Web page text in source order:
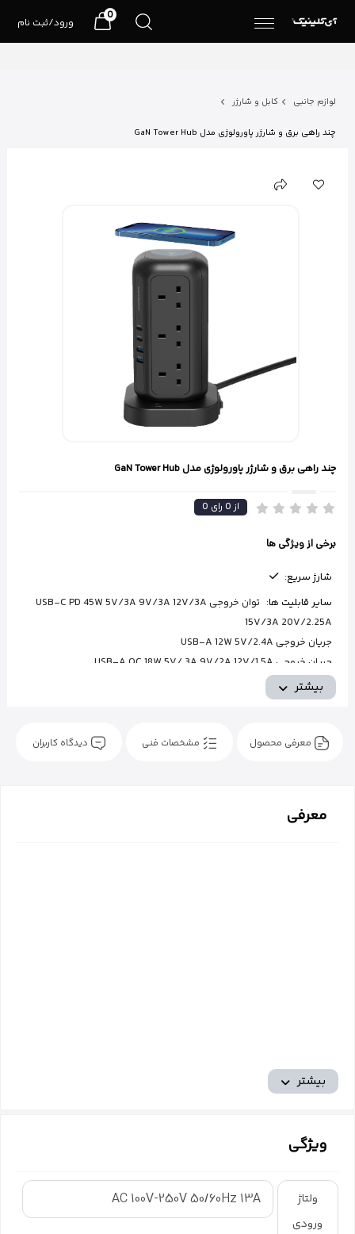
ورود/ثبت نام
0
لوازم جانبی کابل و شارژر
چند راهی برق و شارژر پاورولوژی مدل GaN Tower Hub
چند راهی برق و شارژر پاورولوژی مدل GaN Tower Hub
0 از0 رای
برخی از ویژگی ها
شارژ سریع:
سایر قابلیت ها:
توان خروجی USB-C PD 45W 5V/3A 9V/3A 12V/3A
15V/3A 20V/2.25A
جریان خروجی USB-A 12W 5V/2.4A
جریان خروجی USB-A QC 18W 5V/ 3A 9V/2A 12V/1.5A
بیشتر
معرفی محصول مشخصات فنی دیدگاه کاربران
معرفی
بیشتر
ویژگی
ولتاژ
ورودی
AC 100V-250V 50/60Hz 13A